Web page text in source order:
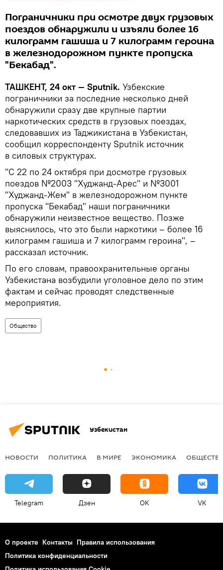
Пограничники при осмотре двух грузовых
поездов обнаружили и изъяли более 16
килограмм гашиша и 7 килограмм героина
в железнодорожном пункте пропуска
"Бекабад".
ТАШКЕНТ, 24 окт — Sputnik. Узбекские
пограничники за последние несколько дней
обнаружили сразу две крупные партии
наркотических средств в грузовых поездах,
следовавших из Таджикистана в Узбекистан,
сообщил корреспонденту Sputnik источник
в силовых структурах.
"С 22 по 24 октября при досмотре грузовых
поездов №2003 "Худжанд-Арес" и №3001
"Худжанд-Жем" в железнодорожном пункте
пропуска "Бекабад" наши пограничники
обнаружили неизвестное вещество. Позже
выяснилось, что это были наркотики – более 16
килограмм гашиша и 7 килограмм героина", –
рассказал источник.
По его словам, правоохранительные органы
Узбекистана возбудили уголовное дело по этим
фактам и сейчас проводят следственные
мероприятия.
Общество
Узбекистан
НОВОСТИ ПОЛИТИКА В МИРЕ ЭКОНОМИКА
Telegram Дзен OK VK
О проекте Контакты Правила использования
Политика конфиденциальности